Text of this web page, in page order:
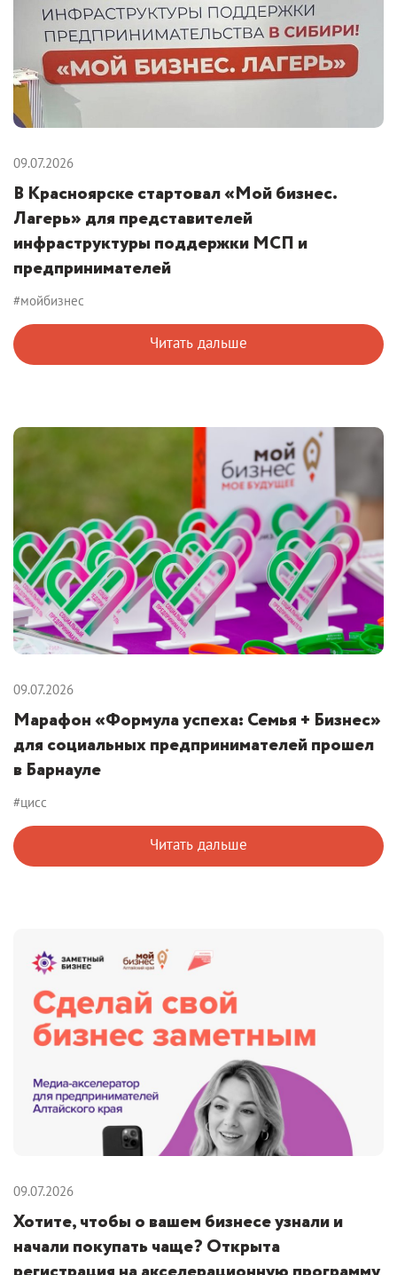
09.07.2026
В Красноярске стартовал «Мой бизнес.
Лагерь» для представителей
инфраструктуры поддержки МСП и
предпринимателей
#мойбизнес
Читать дальше
09.07.2026
Марафон «Формула успеха: Семья + Бизнес»
для социальных предпринимателей прошел
в Барнауле
#цисс
Читать дальше
09.07.2026
Хотите, чтобы о вашем бизнесе узнали и
начали покупать чаще? Открыта